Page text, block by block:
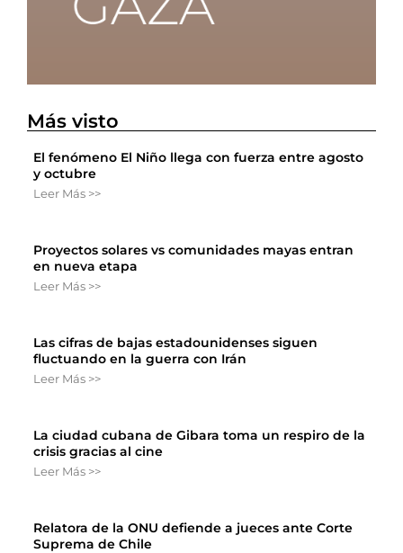
Más visto
El fenómeno El Niño llega con fuerza entre agosto
y octubre
Leer Más >>
Proyectos solares vs comunidades mayas entran
en nueva etapa
Leer Más >>
Las cifras de bajas estadounidenses siguen
fluctuando en la guerra con Irán
Leer Más >>
La ciudad cubana de Gibara toma un respiro de la
crisis gracias al cine
Leer Más >>
Relatora de la ONU defiende a jueces ante Corte
Suprema de Chile